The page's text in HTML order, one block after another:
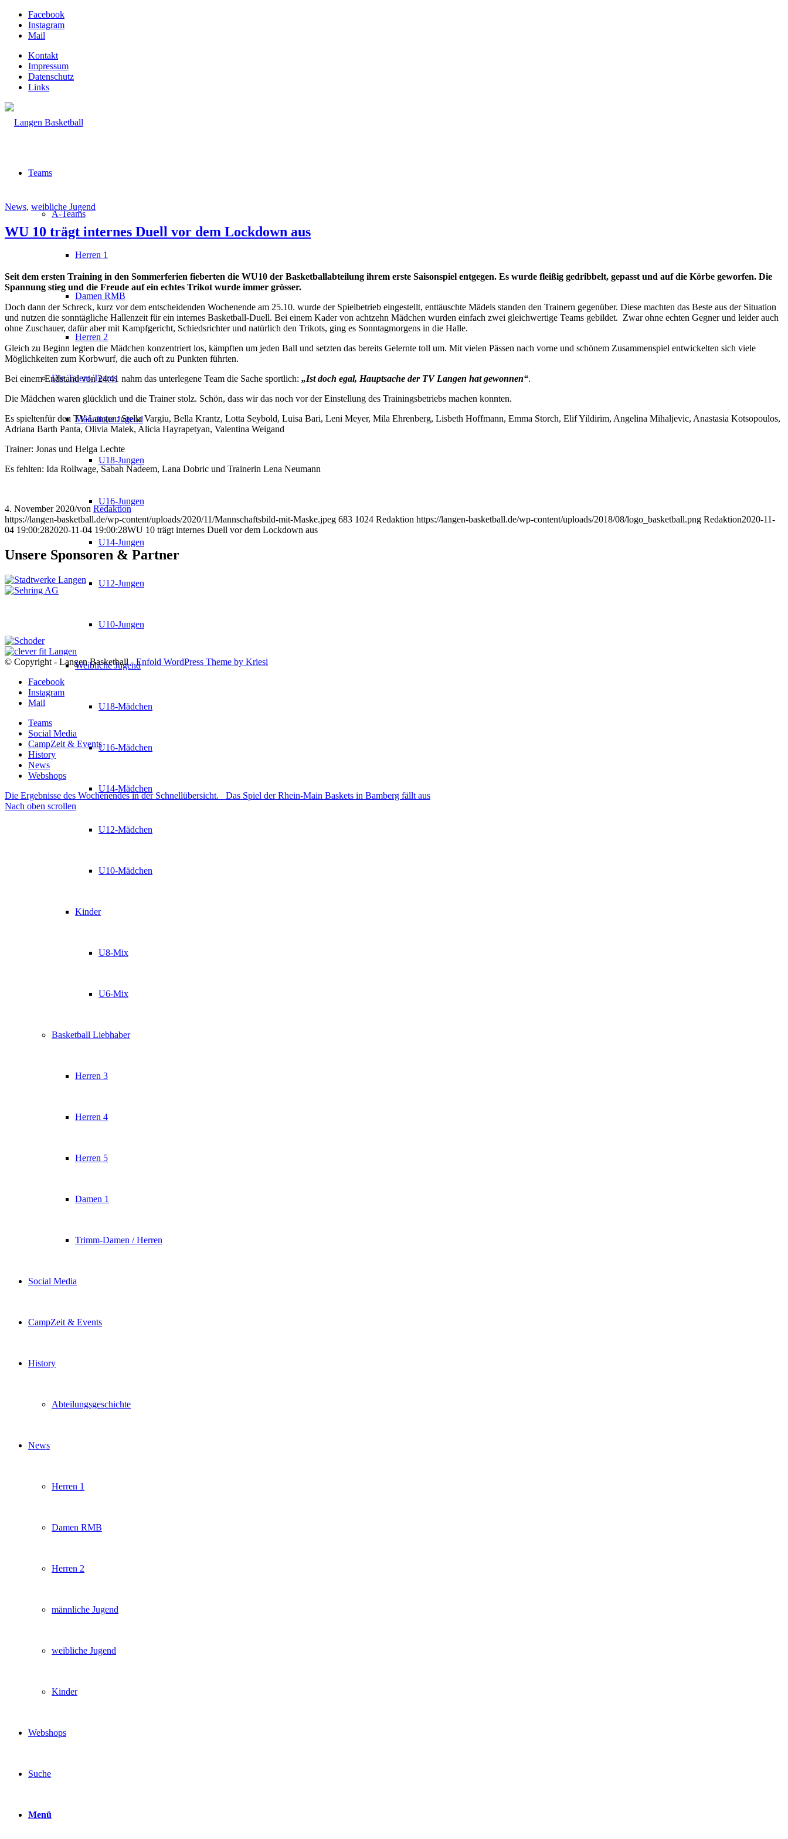
Facebook
Instagram
Mail
Kontakt
Impressum
Datenschutz
Links
Teams
A-Teams
Herren 1
Damen RMB
Herren 2
Die Talent-Teams
Männliche Jugend
U18-Jungen
U16-Jungen
U14-Jungen
U12-Jungen
U10-Jungen
Weibliche Jugend
U18-Mädchen
U16-Mädchen
U14-Mädchen
U12-Mädchen
U10-Mädchen
Kinder
U8-Mix
U6-Mix
Basketball Liebhaber
Herren 3
Herren 4
Herren 5
Damen 1
Trimm-Damen / Herren
Social Media
CampZeit & Events
History
Abteilungsgeschichte
News
Herren 1
Damen RMB
Herren 2
männliche Jugend
weibliche Jugend
Kinder
Webshops
Suche
Menü
News, weibliche Jugend
WU 10 trägt internes Duell vor dem Lockdown aus
Seit dem ersten Training in den Sommerferien fieberten die WU10 der Basketballabteilung ihrem erste Saisonspiel entgegen. Es wurde fleißig gedribbelt, gepasst und auf die Körbe geworfen. Die
Spannung stieg und die Freude auf ein echtes Trikot wurde immer grösser.
Doch dann der Schreck, kurz vor dem entscheidenden Wochenende am 25.10. wurde der Spielbetrieb eingestellt, enttäuschte Mädels standen den Trainern gegenüber. Diese machten das Beste aus der Situation
und nutzen die sonntägliche Hallenzeit für ein internes Basketball-Duell. Bei einem Kader von achtzehn Mädchen wurden einfach zwei gleichwertige Teams gebildet. Zwar ohne echten Gegner und leider auch
ohne Zuschauer, dafür aber mit Kampfgericht, Schiedsrichter und natürlich den Trikots, ging es Sonntagmorgens in die Halle.
Gleich zu Beginn legten die Mädchen konzentriert los, kämpften um jeden Ball und setzten das bereits Gelernte toll um. Mit vielen Pässen nach vorne und schönem Zusammenspiel entwickelten sich viele
Möglichkeiten zum Korbwurf, die auch oft zu Punkten führten.
Bei einem Endstand von 24:41 nahm das unterlegene Team die Sache sportlich: „Ist doch egal, Hauptsache der TV Langen hat gewonnen“.
Die Mädchen waren glücklich und die Trainer stolz. Schön, dass wir das noch vor der Einstellung des Trainingsbetriebs machen konnten.
Es spieltenfür den TV-Langen: Stella Vargiu, Bella Krantz, Lotta Seybold, Luisa Bari, Leni Meyer, Mila Ehrenberg, Lisbeth Hoffmann, Emma Storch, Elif Yildirim, Angelina Mihaljevic, Anastasia Kotsopoulos,
Adriana Barth Panta, Olivia Malek, Alicia Hayrapetyan, Valentina Weigand
Trainer: Jonas und Helga Lechte
Es fehlten: Ida Rollwage, Sabah Nadeem, Lana Dobric und Trainerin Lena Neumann
4. November 2020/von Redaktion
https://langen-basketball.de/wp-content/uploads/2020/11/Mannschaftsbild-mit-Maske.jpeg 683 1024 Redaktion https://langen-basketball.de/wp-content/uploads/2018/08/logo_basketball.png Redaktion2020-11-
04 19:00:282020-11-04 19:00:28WU 10 trägt internes Duell vor dem Lockdown aus
Unsere Sponsoren & Partner
© Copyright - Langen Basketball -Enfold WordPress Theme by Kriesi
Facebook
Instagram
Mail
Teams
Social Media
CampZeit & Events
History
News
Webshops
Die Ergebnisse des Wochenendes in der Schnellübersicht.
Das Spiel der Rhein-Main Baskets in Bamberg fällt aus
Nach oben scrollen